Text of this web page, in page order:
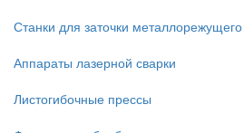
Станки для заточки
Аппараты лазерной сварки
Листогибочные прессы